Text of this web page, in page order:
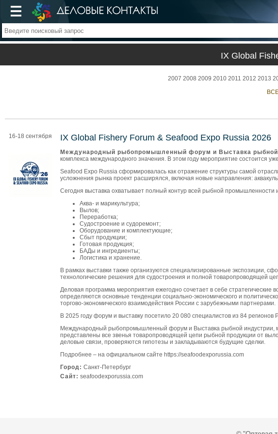
IX Global
2007 2008 2009 2010 2011 2012 2013
16-18 сентября IX Global Fishery Forum & Seafood Expo Russia 2026
Международный рыбопромышленный форум и Выставка рыбной
комплекса международного значения. В этом году мероприятие состоится
Seafood Expo Russia сформировалась как отражение структуры самой
усложнения рынка проект расширялся, включая новые направления:
Сегодня выставка охватывает полный контур всей рыбной промышленности
Аква- и марикультура;
Вылов;
Переработка;
Судостроение и судоремонт;
Оборудование и комплектующие;
Сбыт продукции;
Готовая продукция;
БАДы и ингредиенты;
Логистика и хранение.
В рамках выставки также организуются специализированные экспозиции,
технологические решения для судостроения и полной товаропроводящей
Деловая программа мероприятия ежегодно сочетает в себе
определяются основные тенденции социально-экономического и
торгово-экономического взаимодействия России с зарубежными партнерами.
В 2025 году форум и выставку посетило 20 080 специалистов из 84
Международный рыбопромышленный форум и Выставка рыбной индустрии,
представлены все звенья товаропроводящей цепи рыбной продукции от
деловые связи, проверяются гипотезы и закладываются будущие сделки.
Подробнее – на официальном сайте https://seafoodexporussia.com
Город: Санкт-Петербург
Сайт: seafoodexporussia.com